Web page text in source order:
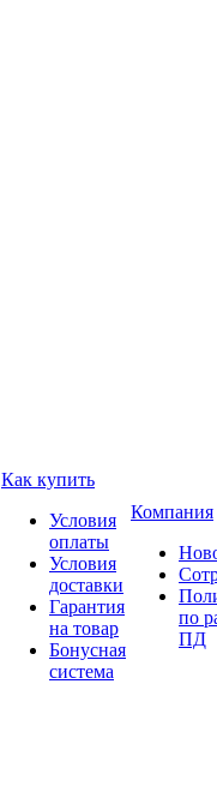
Как купить
Условия
оплаты
Условия
доставки
Гарантия
на товар
Бонусная
система
Компания
по
ПД